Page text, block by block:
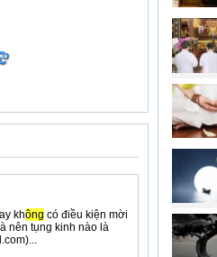
không có điều kiện mời
nên tụng kinh nào là